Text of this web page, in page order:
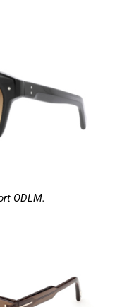
ODLM.